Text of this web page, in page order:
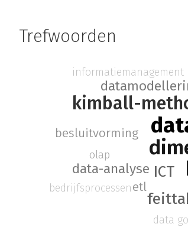
Trefwoorden
kimball-
ICT
data-analyse
etl
besluitvorming
olap
data
informatiemanagement
bedrijfsprocessen